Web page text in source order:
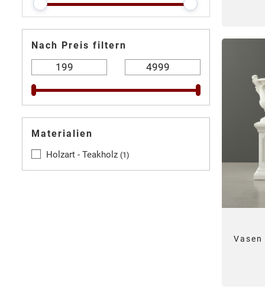
Nach Preis filtern
Materialien
Holzart - Teakholz 1